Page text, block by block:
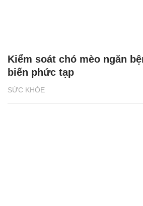
SỨC KHỎE
Kiểm soát chó mèo ngăn
biến phức tạp